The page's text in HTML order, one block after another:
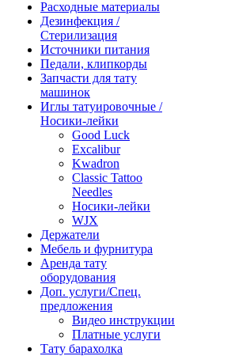
Расходные материалы
Дезинфекция /
Стерилизация
Источники питания
Педали, клипкорды
Запчасти для тату
машинок
Иглы татуировочные /
Носики-лейки
Good Luck
Excalibur
Kwadron
Classic Tattoo
Needles
Носики-лейки
WJX
Держатели
Мебель и фурнитура
Аренда тату
оборудования
Доп. услуги/Спец.
предложения
Видео инструкции
Платные услуги
Тату барахолка